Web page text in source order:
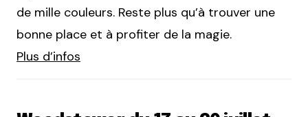
de mille couleurs. Reste plus qu’à trouver une
bonne place et à profiter de la magie.
Plus d’infos